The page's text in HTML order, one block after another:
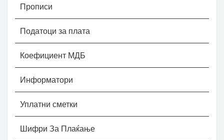
Прописи
Податоци за плата
Коефициент МДБ
Информатори
Уплатни сметки
Шифри За Плаќање